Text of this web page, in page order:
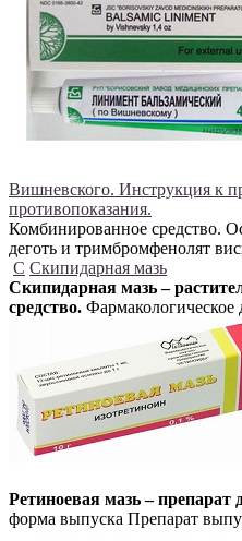
Вишневского. Инструкция к
противопоказания.
Комбинированное средство.
деготь и тримбромфенолят
С Скипидарная мазь
Скипидарная мазь –
средство. Фармакологическое
Ретиноевая мазь – препарат
форма выпуска Препарат